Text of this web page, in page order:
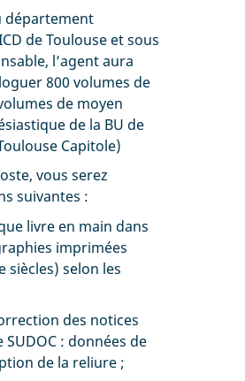
département
de Toulouse et sous
l’agent aura
800 volumes de
de moyen
de la BU de
Capitole)
vous serez
suivantes :
livre en main dans
imprimées
siècles) selon les
des notices
SUDOC : données de
de la reliure ;